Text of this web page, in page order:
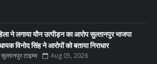
ने लगाया यौन उत्पीड़न का आरोप सुल्तानपुर भाजपा
विनोद सिंह ने आरोपों को बताया निराधार
सुल्तानपुर टाइम्स Aug 05, 2026